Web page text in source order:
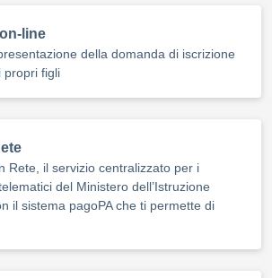
line
della domanda di iscrizione
propri figli
Rete, il servizio centralizzato per i
del Ministero dell’Istruzione
il sistema pagoPA che ti permette di